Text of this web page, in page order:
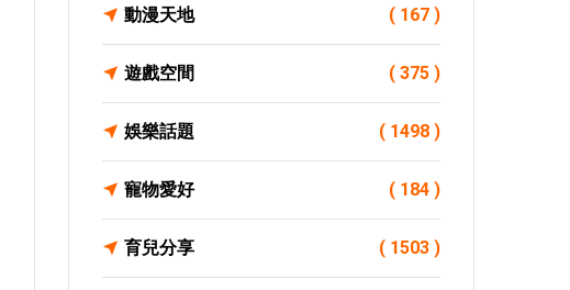
動漫天地 ( 167 )
遊戲空間 ( 375 )
娛樂話題 ( 1498 )
寵物愛好 ( 184 )
育兒分享 ( 1503 )